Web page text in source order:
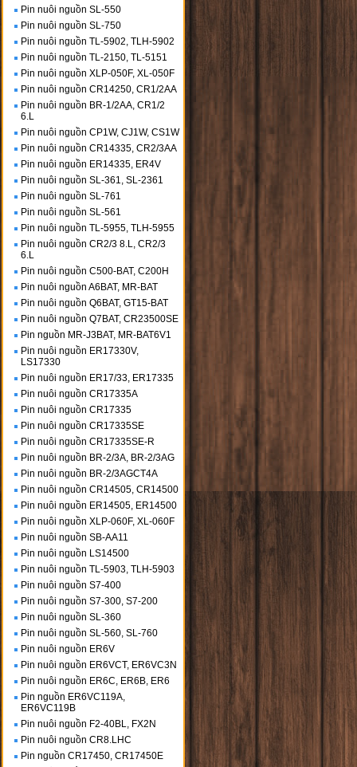
Pin nuôi nguồn SL-550
Pin nuôi nguồn SL-750
Pin nuôi nguồn TL-5902, TLH-5902
Pin nuôi nguồn TL-2150, TL-5151
Pin nuôi nguồn XLP-050F, XL-050F
Pin nuôi nguồn CR14250, CR1/2AA
Pin nuôi nguồn BR-1/2AA, CR1/2
6.L
Pin nuôi nguồn CP1W, CJ1W, CS1W
Pin nuôi nguồn CR14335, CR2/3AA
Pin nuôi nguồn ER14335, ER4V
Pin nuôi nguồn SL-361, SL-2361
Pin nuôi nguồn SL-761
Pin nuôi nguồn SL-561
Pin nuôi nguồn TL-5955, TLH-5955
Pin nuôi nguồn CR2/3 8.L, CR2/3
6.L
Pin nuôi nguồn C500-BAT, C200H
Pin nuôi nguồn A6BAT, MR-BAT
Pin nuôi nguồn Q6BAT, GT15-BAT
Pin nuôi nguồn Q7BAT, CR23500SE
Pin nguồn MR-J3BAT, MR-BAT6V1
Pin nuôi nguồn ER17330V,
LS17330
Pin nuôi nguồn ER17/33, ER17335
Pin nuôi nguồn CR17335A
Pin nuôi nguồn CR17335
Pin nuôi nguồn CR17335SE
Pin nuôi nguồn CR17335SE-R
Pin nuôi nguồn BR-2/3A, BR-2/3AG
Pin nuôi nguồn BR-2/3AGCT4A
Pin nuôi nguồn CR14505, CR14500
Pin nuôi nguồn ER14505, ER14500
Pin nuôi nguồn XLP-060F, XL-060F
Pin nuôi nguồn SB-AA11
Pin nuôi nguồn LS14500
Pin nuôi nguồn TL-5903, TLH-5903
Pin nuôi nguồn S7-400
Pin nuôi nguồn S7-300, S7-200
Pin nuôi nguồn SL-360
Pin nuôi nguồn SL-560, SL-760
Pin nuôi nguồn ER6V
Pin nuôi nguồn ER6VCT, ER6VC3N
Pin nuôi nguồn ER6C, ER6B, ER6
Pin nguồn ER6VC119A,
ER6VC119B
Pin nuôi nguồn F2-40BL, FX2N
Pin nuôi nguồn CR8.LHC
Pin nguồn CR17450, CR17450E